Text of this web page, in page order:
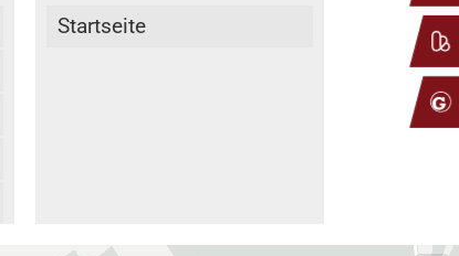
Startseite